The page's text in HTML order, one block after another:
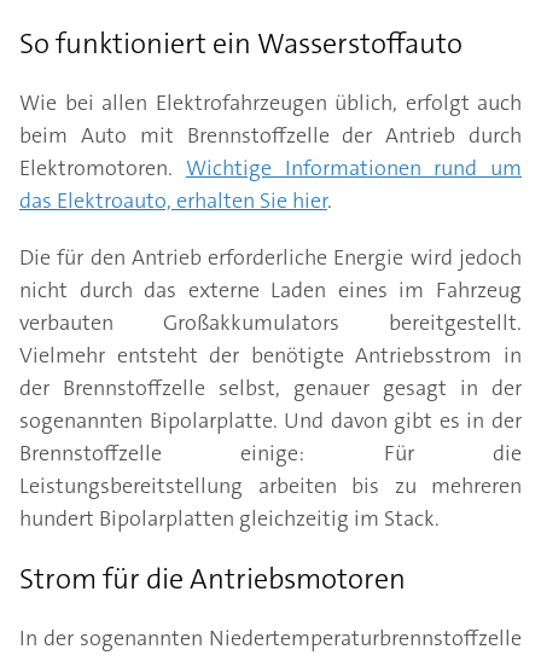
So funktioniert ein Wasserstoffauto
Wie bei allen Elektrofahrzeugen üblich, erfolgt auch
beim Auto mit Brennstoffzelle der Antrieb durch
Elektromotoren. Wichtige Informationen rund um
das Elektroauto, erhalten Sie hier.
Die für den Antrieb erforderliche Energie wird jedoch
nicht durch das externe Laden eines im Fahrzeug
verbauten Großakkumulators bereitgestellt.
Vielmehr entsteht der benötigte Antriebsstrom in
der Brennstoffzelle selbst, genauer gesagt in der
sogenannten Bipolarplatte. Und davon gibt es in der
Brennstoffzelle einige: Für die
Leistungsbereitstellung arbeiten bis zu mehreren
hundert Bipolarplatten gleichzeitig im Stack.
Strom für die Antriebsmotoren
In der sogenannten Niedertemperaturbrennstoffzelle